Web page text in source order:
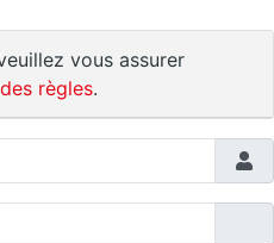
vous assurer
règles.